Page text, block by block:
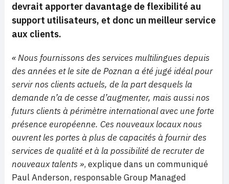
devrait apporter davantage de flexibilité au
support utilisateurs, et donc un meilleur service
aux clients.
« Nous fournissons des services multilingues depuis
des années et le site de Poznan a été jugé idéal pour
servir nos clients actuels, de la part desquels la
demande n’a de cesse d’augmenter, mais aussi nos
futurs clients à périmètre international avec une forte
présence européenne. Ces nouveaux locaux nous
ouvrent les portes à plus de capacités à fournir des
services de qualité et à la possibilité de recruter de
nouveaux talents », explique dans un communiqué
Paul Anderson, responsable Group Managed